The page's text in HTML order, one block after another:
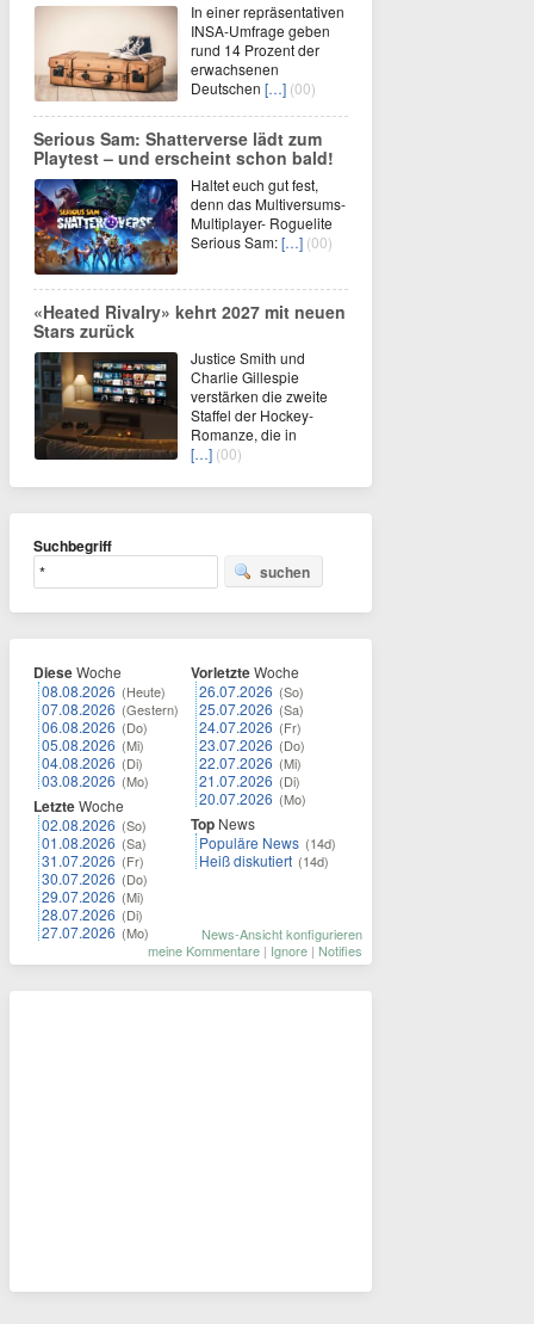
In einer repräsentativen
INSA-Umfrage geben
rund 14 Prozent der
erwachsenen
Deutschen […] (00)
Serious Sam: Shatterverse lädt zum
Playtest – und erscheint schon bald!
Haltet euch gut fest,
denn das Multiversums-
Multiplayer- Roguelite
Serious Sam:[…] (00)
«Heated Rivalry» kehrt 2027 mit neuen
Stars zurück
Justice Smith und
Charlie Gillespie
verstärken die zweite
Staffel der Hockey-
Romanze, die in
[…] (00)
Suchbegriff
suchen
DieseWoche
08.08.2026 (Heute)
07.08.2026 (Gestern)
06.08.2026 (Do)
05.08.2026 (Mi)
04.08.2026 (Di)
03.08.2026 (Mo)
LetzteWoche
02.08.2026 (So)
01.08.2026 (Sa)
31.07.2026 (Fr)
30.07.2026 (Do)
29.07.2026 (Mi)
28.07.2026 (Di)
27.07.2026 (Mo)
VorletzteWoche
26.07.2026 (So)
25.07.2026 (Sa)
24.07.2026 (Fr)
23.07.2026 (Do)
22.07.2026 (Mi)
21.07.2026 (Di)
20.07.2026 (Mo)
Top News
Populäre News (14d)
Heiß diskutiert (14d)
News-Ansicht konfigurieren
meine Kommentare | Ignore | Notifies